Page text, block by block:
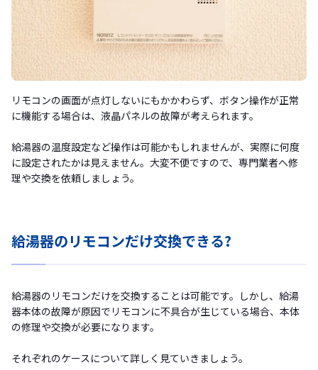
リモコンの画面が点灯しないにもかかわらず、ボタン操作が正常
に機能する場合は、液晶パネルの故障が考えられます。
給湯器の温度設定など操作は可能かもしれませんが、実際に何度
に設定されたかは見えません。大変不便ですので、専門業者へ修
理や交換を依頼しましょう。
給湯器のリモコンだけ交換できる?
給湯器のリモコンだけを交換することは可能です。しかし、給湯
器本体の故障が原因でリモコンに不具合が生じている場合、本体
の修理や交換が必要になります。
それぞれのケースについて詳しく見ていきましょう。